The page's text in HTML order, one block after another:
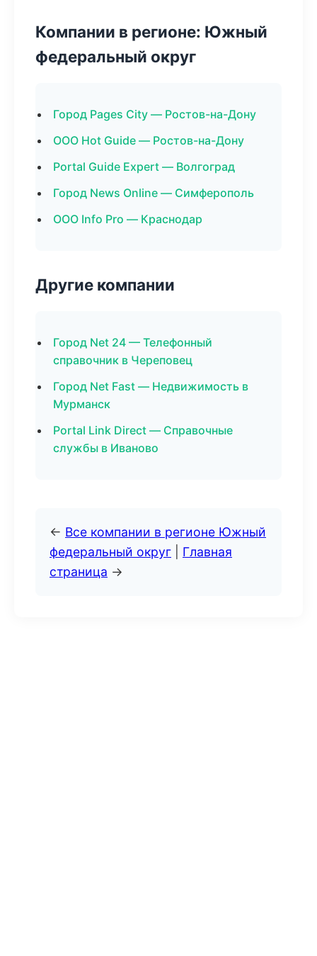
Компании в регионе: Южный
федеральный округ
Город Pages City — Ростов-на-Дону
ООО Hot Guide — Ростов-на-Дону
Portal Guide Expert — Волгоград
Город News Online — Симферополь
ООО Info Pro — Краснодар
Другие компании
Город Net 24 — Телефонный
справочник в Череповец
Город Net Fast — Недвижимость в
Мурманск
Portal Link Direct — Справочные
службы в Иваново
← Все компании в регионе Южный
федеральный округ
Главная
страница →